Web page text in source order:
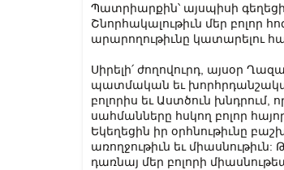
Պատրիարքին՝ այսպիսի
Շնորհակալութիւն մեր բոլոր
արարողութիւնը կատարելու
Սիրելի՛ ժողովուրդ, այսօր
պատմական եւ
բոլորիս եւ Աստծուն
սահմանները հսկող բոլոր
Եկեղեցին իր օրհնութիւնը
առողջութիւն եւ
դառնայ մեր բոլորի